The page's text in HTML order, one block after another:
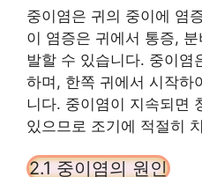
중이염은 귀의 중이에 염
이 염증은 귀에서 통증,
발할 수 있습니다. 중이염
하며, 한쪽 귀에서 시작하
니다. 중이염이 지속되면
있으므로 조기에 적절히
2.1 중이염의 원인